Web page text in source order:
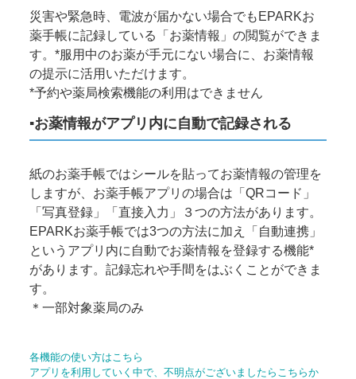
災害や緊急時、電波が届かない場合でもEPARKお
薬手帳に記録している「お薬情報」の閲覧ができま
す。*服用中のお薬が手元にない場合に、お薬情報
の提示に活用いただけます。
*予約や薬局検索機能の利用はできません
▪お薬情報がアプリ内に自動で記録される
紙のお薬手帳ではシールを貼ってお薬情報の管理を
しますが、お薬手帳アプリの場合は「QRコード」
「写真登録」「直接入力」３つの方法があります。
EPARKお薬手帳では3つの方法に加え「自動連携」
というアプリ内に自動でお薬情報を登録する機能*
があります。記録忘れや手間をはぶくことができま
す。
＊一部対象薬局のみ
各機能の使い方はこちら
アプリを利用していく中で、不明点がございましたらこちらか